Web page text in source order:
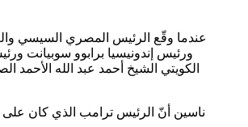
عندما وقّع الرئيس المصري السيسي
ورئيس إندونيسيا برابوو سوبيانت
ناسين أنّ الرئيس ترامب الذي كان على